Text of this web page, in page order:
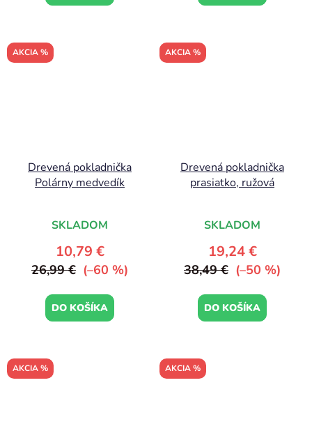
AKCIA %
Drevená pokladnička
Polárny medvedík
SKLADOM
10,79 €
26,99 € (–60 %)
DO KOŠÍKA
AKCIA %
Drevená pokladnička
prasiatko, ružová
SKLADOM
19,24 €
38,49 € (–50 %)
DO KOŠÍKA
AKCIA % AKCIA %